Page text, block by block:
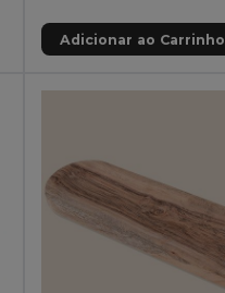
Adicionar ao Carrinho